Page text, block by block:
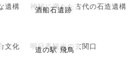
遺構 酒船石遺跡
神秘に満ちた古代の石造遺構
文化
道の駅 飛鳥
明日香観光の玄関口